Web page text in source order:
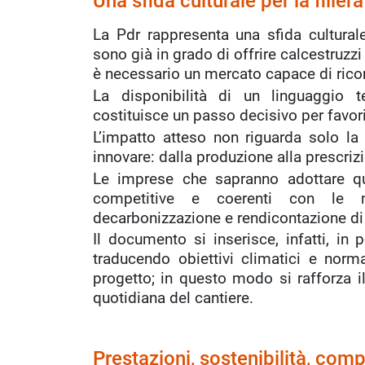
La Pdr rappresenta una sfida
sono già in grado di offrire
è necessario un mercato capace di
La disponibilità di un linguaggio
costituisce un passo decisivo per
L’impatto atteso non riguarda solo
innovare: dalla produzione alla
Le imprese che sapranno adottare
competitive e coerenti con le
decarbonizzazione e rendicontazione
Il documento si inserisce, infatti, in
traducendo obiettivi climatici e
progetto; in questo modo si rafforza
quotidiana del cantiere.
Prestazioni, sostenibilità,